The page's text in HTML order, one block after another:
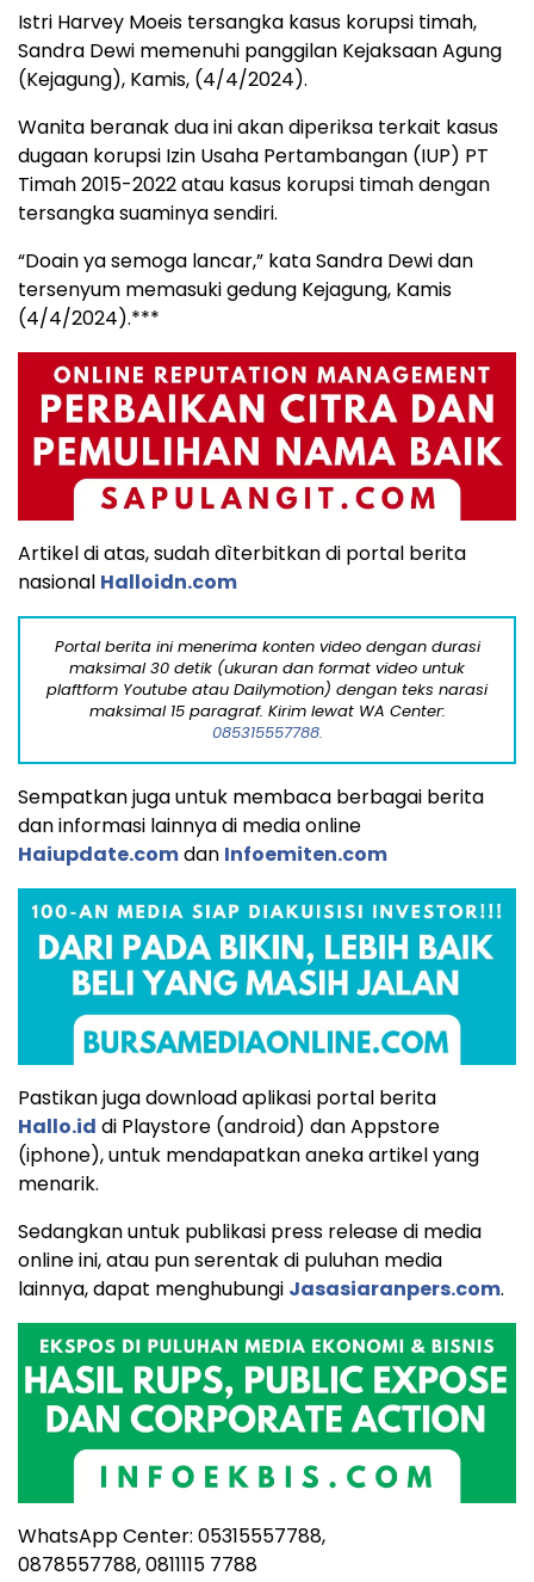
Istri Harvey Moeis tersangka kasus korupsi timah,
Sandra Dewi memenuhi panggilan Kejaksaan Agung
(Kejagung), Kamis, (4/4/2024).
Wanita beranak dua ini akan diperiksa terkait kasus
dugaan korupsi Izin Usaha Pertambangan (IUP) PT
Timah 2015-2022 atau kasus korupsi timah dengan
tersangka suaminya sendiri.
“Doain ya semoga lancar,” kata Sandra Dewi dan
tersenyum memasuki gedung Kejagung, Kamis
(4/4/2024).***
Artikel di atas, sudah dìterbitkan di portal berita
nasional Halloidn.com
Portal berita ini menerima konten video dengan durasi
maksimal 30 detik (ukuran dan format video untuk
plaftform Youtube atau Dailymotion) dengan teks narasi
maksimal 15 paragraf. Kirim lewat WA Center:
085315557788.
Sempatkan juga untuk membaca berbagai berita
dan informasi lainnya di media online
Haiupdate.comdan Infoemiten.com
Pastikan juga download aplikasi portal berita
Hallo.id di Playstore (android) dan Appstore
(iphone), untuk mendapatkan aneka artikel yang
menarik.
Sedangkan untuk publikasi press release di media
online ini, atau pun serentak di puluhan media
lainnya, dapat menghubungi Jasasiaranpers.com.
WhatsApp Center: 05315557788,
0878557788, 0811115 7788